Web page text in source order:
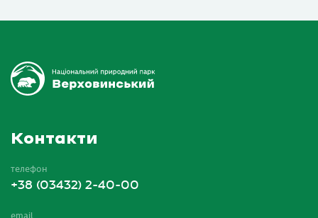
Контакти
телефон
+38 (03432) 2-40-00
email